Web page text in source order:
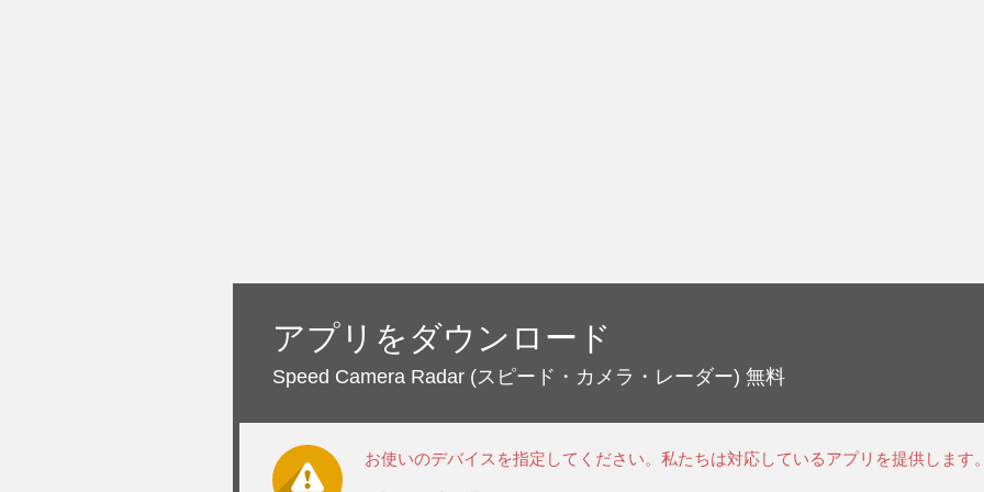
アプリをダウンロード
Speed Camera Radar (スピード・カメラ・レーダー) 無料
お使いのデバイスを指定してください。私たちは対応しているアプリを提供します